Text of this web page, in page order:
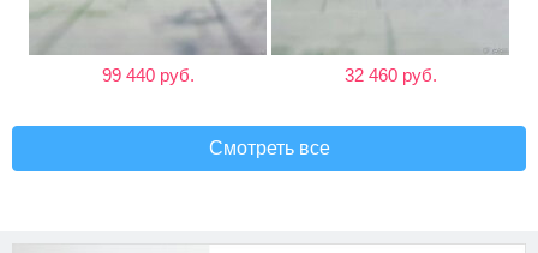
99 440 руб. 32 460 руб.
Смотреть все